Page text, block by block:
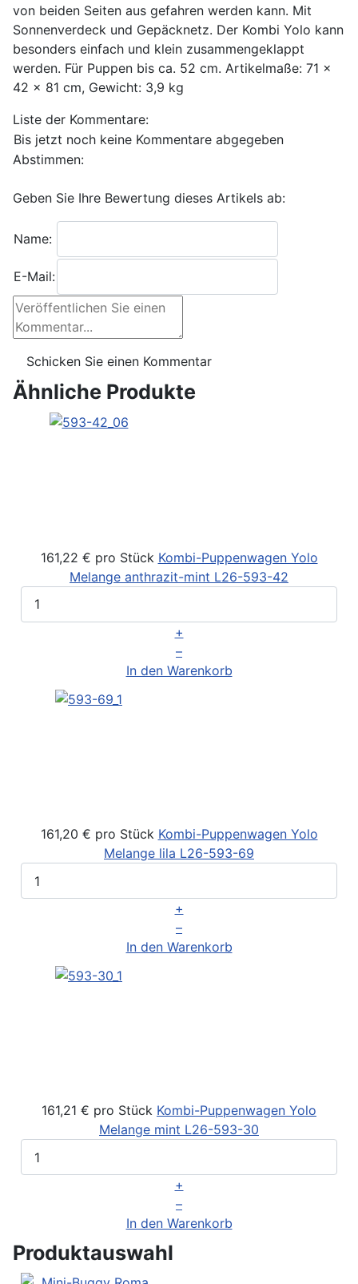
von beiden Seiten aus gefahren werden kann. Mit
Sonnenverdeck und Gepäcknetz. Der Kombi Yolo kann
besonders einfach und klein zusammengeklappt
werden. Für Puppen bis ca. 52 cm. Artikelmaße: 71 x
42 x 81 cm, Gewicht: 3,9 kg
Liste der Kommentare:
Bis jetzt noch keine Kommentare abgegeben
Abstimmen:
Geben Sie Ihre Bewertung dieses Artikels ab:
Name:
E-Mail:
Ähnliche Produkte
161,22 € pro Stück Kombi-Puppenwagen Yolo
Melange anthrazit-mint L26-593-42
+
–
In den Warenkorb
161,20 € pro Stück Kombi-Puppenwagen Yolo
Melange lila L26-593-69
+
–
In den Warenkorb
161,21 € pro Stück Kombi-Puppenwagen Yolo
Melange mint L26-593-30
+
–
In den Warenkorb
Produktauswahl